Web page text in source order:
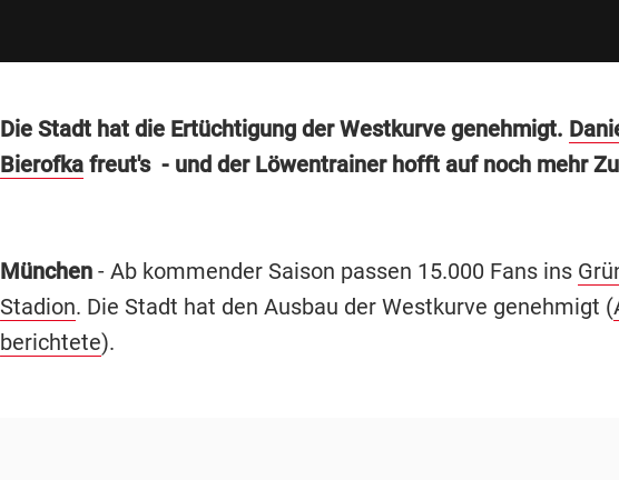
Die Stadt hat die Ertüchtigung der Westkurve genehmigt.
Bierofkafreut's - und der Löwentrainer hofft auf noch mehr
München- Ab kommender Saison passen 15.000 Fans ins
Stadion. Die Stadt hat den Ausbau der Westkurve genehmigt (
berichtete).